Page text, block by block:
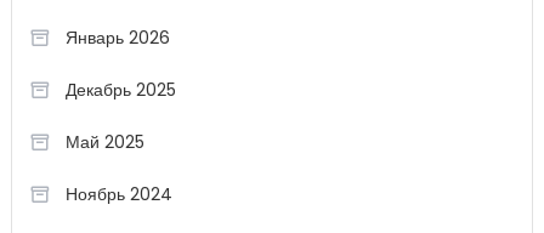
Январь 2026
Декабрь 2025
Май 2025
Ноябрь 2024